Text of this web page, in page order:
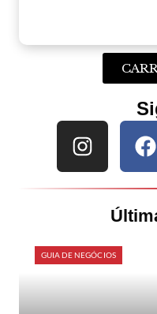
GUIA DE NEGÓCIOS